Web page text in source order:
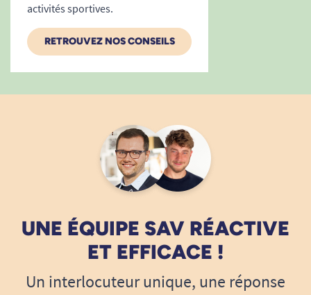
activités sportives.
RETROUVEZ NOS CONSEILS
UNE ÉQUIPE SAV RÉACTIVE
ET EFFICACE !
Un interlocuteur unique, une réponse